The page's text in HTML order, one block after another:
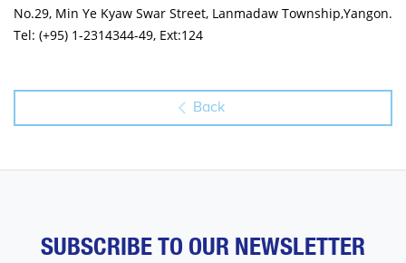
No.29, Min Ye Kyaw Swar Street, Lanmadaw Township,Yangon.
Tel: (+95) 1-2314344-49, Ext:124
Back
SUBSCRIBE TO OUR NEWSLETTER